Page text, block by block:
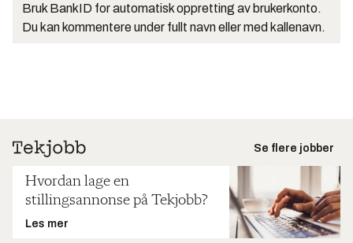
Bruk BankID for automatisk oppretting av brukerkonto.
Du kan kommentere under fullt navn eller med kallenavn.
Se flere jobber
Hvordan lage en
stillingsannonse på Tekjobb?
Les mer